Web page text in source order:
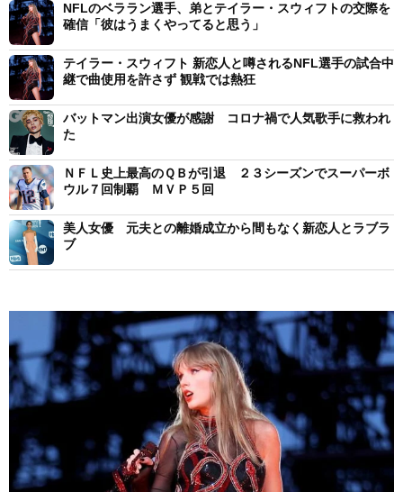
NFLのベララン選手、弟とテイラー・スウィフトの交際を
確信「彼はうまくやってると思う」
テイラー・スウィフト 新恋人と噂されるNFL選手の試合中
継で曲使用を許さず 観戦では熱狂
バットマン出演女優が感謝 コロナ禍で人気歌手に救われ
た
ＮＦＬ史上最高のＱＢが引退 ２３シーズンでスーパーボ
ウル７回制覇 ＭＶＰ５回
美人女優 元夫との離婚成立から間もなく新恋人とラブラ
ブ